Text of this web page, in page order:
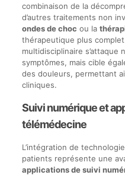
combinaison de la
d’autres traitements non
ondes de choc ou la
thérapeutique plus
multidisciplinaire s’attaque
symptômes, mais cible
des douleurs, permettant
cliniques.
Suivi numérique et
télémédecine
L’intégration de
patients représente une
applications de suivi